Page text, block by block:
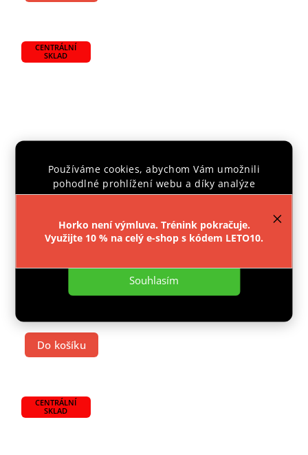
Používáme cookies, abychom Vám umožnili
pohodlné prohlížení webu a díky analýze
provozu webu neustále zlepšovali jeho funkce,
Nastavení
Souhlasím
Horko není výmluva. Trénink pokračuje.
Využijte 10 % na celý e-shop s kódem LETO10.
CENTRÁLNÍ
SKLAD
Do košíku
CENTRÁLNÍ
SKLAD